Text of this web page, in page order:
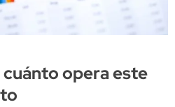
opera este